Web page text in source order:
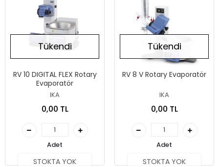
Tükendi
RV 10 DIGITAL FLEX Rotary
Evaporatör
IKA
0,00 TL
Adet
STOKTA YOK
Tükendi
RV 8 V Rotary Evaporatör
IKA
0,00 TL
Adet
STOKTA YOK